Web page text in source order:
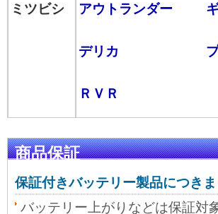
ミツビシ アウトランダー
デリカ
ＲＶＲ
商品保証
保証付きバッテリー製品につき
バッテリー上がりなどは保証対